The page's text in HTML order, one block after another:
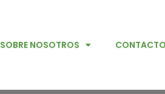
SOBRE NOSOTROS CONTACTO